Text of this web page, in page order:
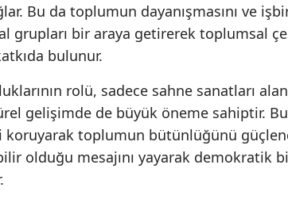
Bu da toplumun dayanışmasını ve
grupları bir araya getirerek toplumsal
bulunur.
rolü, sadece sahne sanatları
gelişimde de büyük öneme sahiptir.
toplumun bütünlüğünü
olduğu mesajını yayarak demokratik